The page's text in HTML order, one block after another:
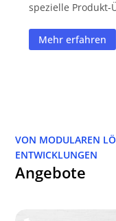
spezielle Produkt-
Mehr erfahren
VON MODULAREN
ENTWICKLUNGEN
Angebote